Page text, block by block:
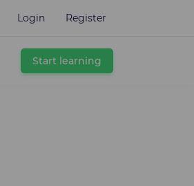
Login Register
Start learning